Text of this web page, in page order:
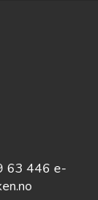
63 446 e-